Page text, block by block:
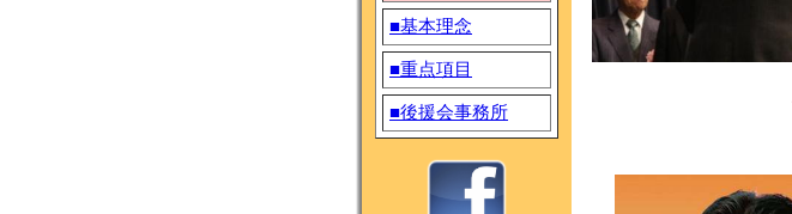
■基本理念
■重点項目
■後援会事務所